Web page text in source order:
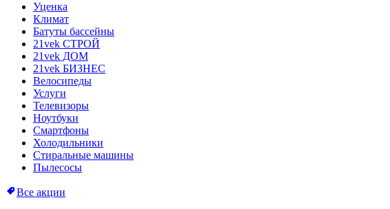
Уценка
Климат
Батуты бассейны
21vek СТРОЙ
21vek ДОМ
21vek БИЗНЕС
Велосипеды
Услуги
Телевизоры
Ноутбуки
Смартфоны
Холодильники
Стиральные машины
Пылесосы
Все акции